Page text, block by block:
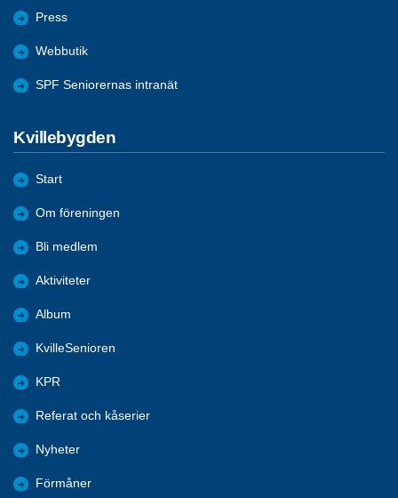
Press
Webbutik
SPF Seniorernas intranät
Kvillebygden
Start
Om föreningen
Bli medlem
Aktiviteter
Album
KvilleSenioren
KPR
Referat och kåserier
Nyheter
Förmåner